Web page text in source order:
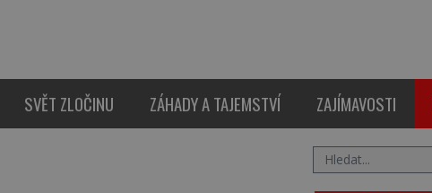
SVĚT ZLOČINU ZÁHADY A TAJEMSTVÍ ZAJÍMAVOSTI